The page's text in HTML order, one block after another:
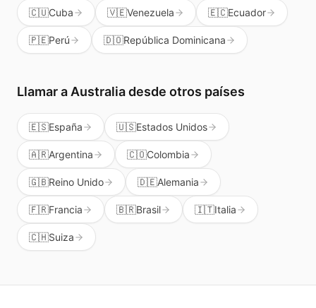
🇨🇺Cuba 🇻🇪Venezuela 🇪🇨Ecuador
🇵🇪Perú 🇩🇴República Dominicana
Llamar a Australiadesde otros países
🇪🇸España 🇺🇸Estados Unidos
🇦🇷Argentina 🇨🇴Colombia
🇬🇧Reino Unido 🇩🇪Alemania
🇫🇷Francia 🇧🇷Brasil 🇮🇹Italia
🇨🇭Suiza